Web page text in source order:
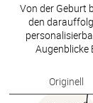
Von der Geburt
den
Augenblicke
Originell